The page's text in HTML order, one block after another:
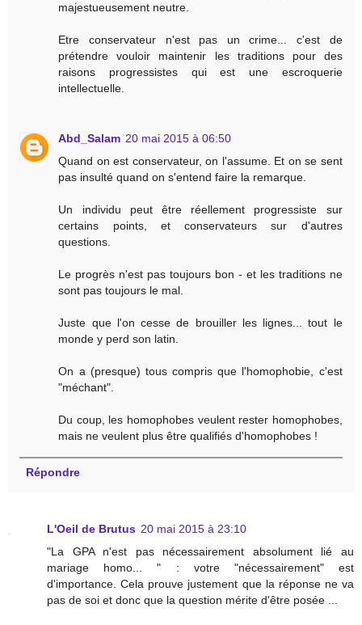
majestueusement neutre.
Etre conservateur n'est pas un crime... c'est de
prétendre vouloir maintenir les traditions pour des
raisons progressistes qui est une escroquerie
intellectuelle.
Abd_Salam 20 mai 2015 à 06:50
Quand on est conservateur, on l'assume. Et on se sent
pas insulté quand on s'entend faire la remarque.
Un individu peut être réellement progressiste sur
certains points, et conservateurs sur d'autres
questions.
Le progrès n'est pas toujours bon - et les traditions ne
sont pas toujours le mal.
Juste que l'on cesse de brouiller les lignes... tout le
monde y perd son latin.
On a (presque) tous compris que l'homophobie, c'est
"méchant".
Du coup, les homophobes veulent rester homophobes,
mais ne veulent plus être qualifiés d'homophobes !
Répondre
L'Oeil de Brutus 20 mai 2015 à 23:10
"La GPA n'est pas nécessairement absolument lié au
mariage homo... " : votre "nécessairement" est
d'importance. Cela prouve justement que la réponse ne va
pas de soi et donc que la question mérite d'être posée ...